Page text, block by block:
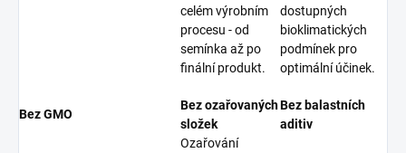
celém výrobním
procesu - od
semínka až po
finální produkt.
dostupných
bioklimatických
podmínek pro
optimální účinek.
Bez GMO
Bez ozařovaných
složek
Bez balastních
aditiv
Ozařování